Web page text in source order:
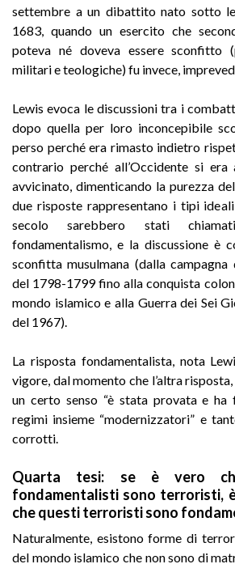
settembre a un dibattito nato sotto
1683, quando un esercito che
poteva né doveva essere sconfitto
militari e teologiche) fu invece,
Lewis evoca le discussioni tra i
dopo quella per loro inconcepibile
perso perché era rimasto indietro
contrario perché all’Occidente si
avvicinato, dimenticando la purezza
due risposte rappresentano i tipi
secolo sarebbero stati
fondamentalismo, e la discussione è
sconfitta musulmana (dalla campagna
del 1798-1799 fino alla conquista
mondo islamico e alla Guerra dei Sei
del 1967).
La risposta fondamentalista, nota
vigore, dal momento che l’altra
un certo senso “è stata provata e ha
regimi insieme “modernizzatori” e
corrotti.
Quarta tesi: se è vero
fondamentalisti sono terroristi,
che questi terroristi sono
Naturalmente, esistono forme di
del mondo islamico che non sono di